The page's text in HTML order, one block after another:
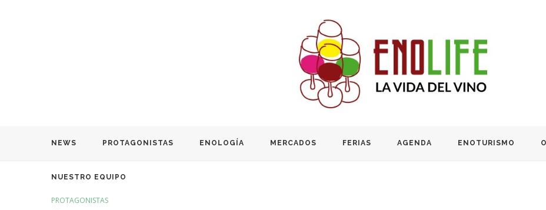
NEWS PROTAGONISTAS ENOLOGÍA MERCADOS FERIAS AGENDA ENOTURISMO
NUESTRO EQUIPO
PROTAGONISTAS